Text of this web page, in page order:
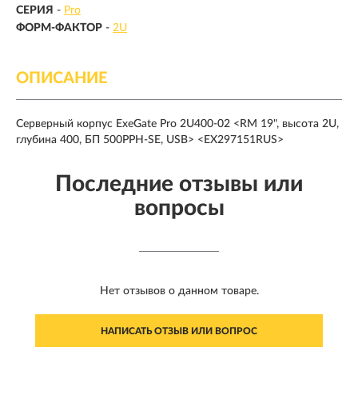
СЕРИЯ - Pro
ФОРМ-ФАКТОР - 2U
ОПИСАНИЕ
Серверный корпус ExeGate Pro 2U400-02 <RM 19", высота 2U,
глубина 400, БП 500PPH-SE, USB> <EX297151RUS>
Последние отзывы или
вопросы
Нет отзывов о данном товаре.
НАПИСАТЬ ОТЗЫВ ИЛИ ВОПРОС